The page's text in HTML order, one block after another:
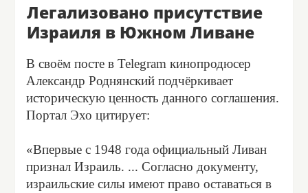
Легализовано присутствие
Израиля в Южном Ливане
В своём посте в Telegram кинопродюсер
Александр Роднянский подчёркивает
историческую ценность данного соглашения.
Портал Эхо цитирует:
«Впервые с 1948 года официальный Ливан
признал Израиль. ... Согласно документу,
израильские силы имеют право оставаться в